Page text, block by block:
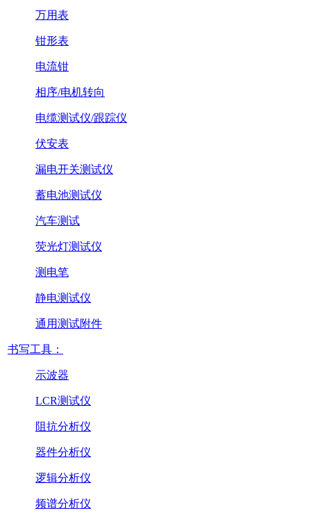
万用表
钳形表
电流钳
相序/电机转向
电缆测试仪/跟踪仪
伏安表
漏电开关测试仪
蓄电池测试仪
汽车测试
荧光灯测试仪
测电笔
静电测试仪
通用测试附件
书写工具：
示波器
LCR测试仪
阻抗分析仪
器件分析仪
逻辑分析仪
频谱分析仪